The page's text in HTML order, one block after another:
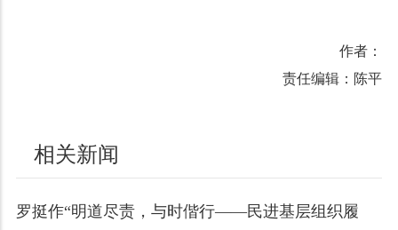
作者：
责任编辑：陈平
相关新闻
罗挺作“明道尽责，与时偕行——民进基层组织履